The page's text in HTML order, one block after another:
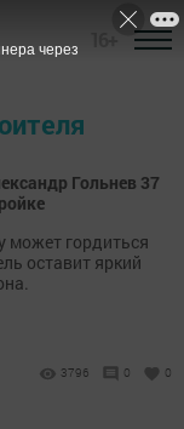
Гольнев 37
может гордиться
оставит яркий
3796 0 0
через